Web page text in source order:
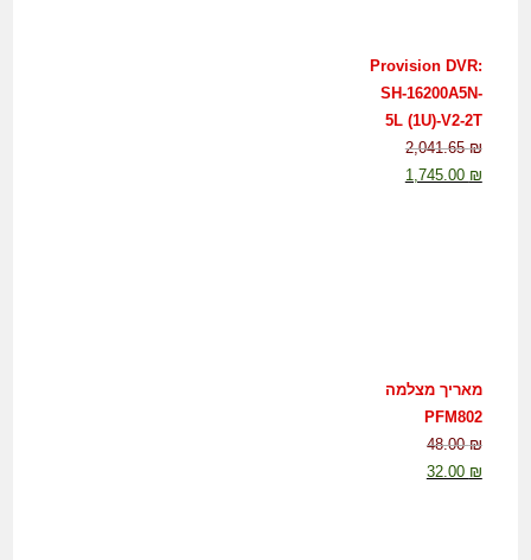
Provision DVR:
SH-16200A5N-
5L (1U)-V2-2T
2,041.65₪
1,745.00 ₪
מאריך מצלמה
PFM802
48.00₪
32.00 ₪